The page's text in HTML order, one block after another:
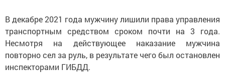
В декабре 2021 года мужчину лишили права управления
транспортным средством сроком почти на 3 года.
Несмотря на действующее наказание мужчина
повторно сел за руль, в результате чего был остановлен
инспекторами ГИБДД.